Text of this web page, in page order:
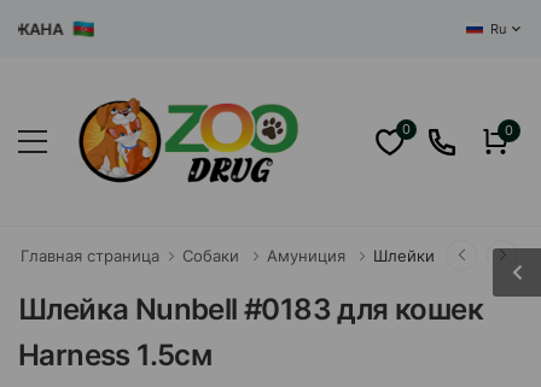
Ru
0 0
Главная страница Собаки Амуниция Шлейки
Шлейка Nunbell #0183 для кошек
Harness 1.5см